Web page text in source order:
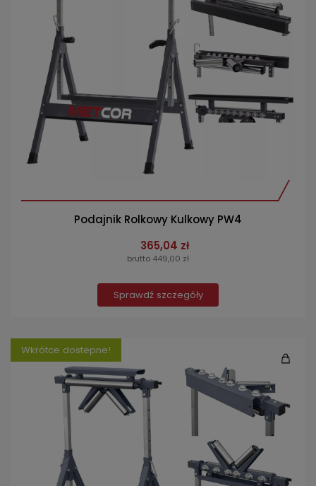
Podajnik Rolkowy Kulkowy PW4
365,04 zł
brutto 449,00 zł
Sprawdź szczegóły
Wkrótce dostepne!